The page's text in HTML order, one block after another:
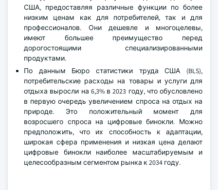
США, предоставляя различные функции по более
низким ценам как для потребителей, так и для
профессионалов. Они дешевле и многоцелевы,
имеют большее преимущество перед
дорогостоящими специализированными
продуктами.
По данным Бюро статистики труда США (BLS),
потребительские расходы на товары и услуги для
отдыха выросли на 6,3% в 2023 году, что обусловлено
в первую очередь увеличением спроса на отдых на
природе. Это положительный момент для
возросшего спроса на цифровые бинокли. Можно
предположить, что их способность к адаптации,
широкая сфера применения и низкая цена делают
цифровые бинокли наиболее масштабируемым и
целесообразным сегментом рынка к 2034 году.